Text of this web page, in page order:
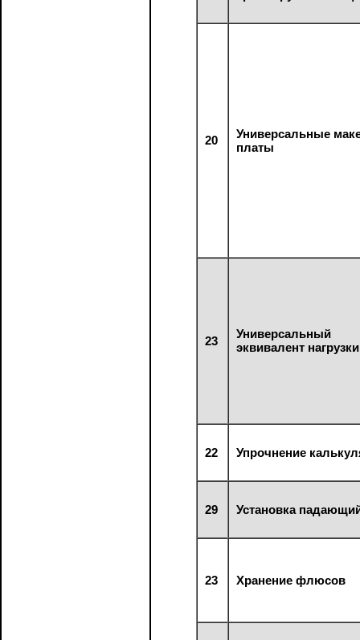
20
Универсальные
платы
23
Универсальный
эквивалент нагрузки
22 Упрочнение
29 Установка
23 Хранение флюсов